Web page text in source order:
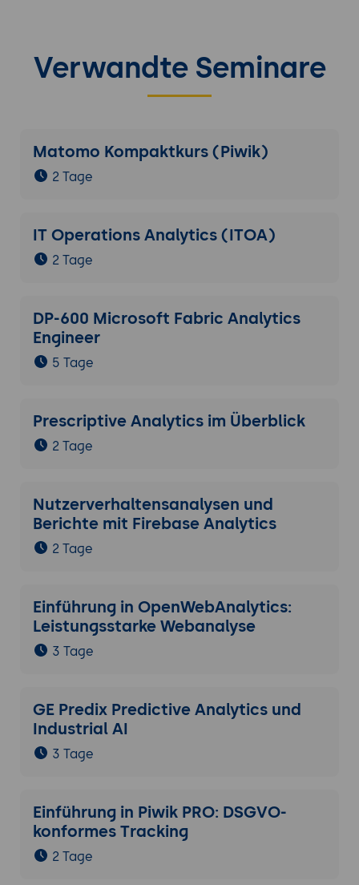
Verwandte Seminare
Matomo Kompaktkurs (Piwik)
2 Tage
IT Operations Analytics (ITOA)
2 Tage
DP-600 Microsoft Fabric Analytics
Engineer
5 Tage
Prescriptive Analytics im Überblick
2 Tage
Nutzerverhaltensanalysen und
Berichte mit Firebase Analytics
2 Tage
Einführung in OpenWebAnalytics:
Leistungsstarke Webanalyse
3 Tage
GE Predix Predictive Analytics und
Industrial AI
3 Tage
Einführung in Piwik PRO: DSGVO-
konformes Tracking
2 Tage